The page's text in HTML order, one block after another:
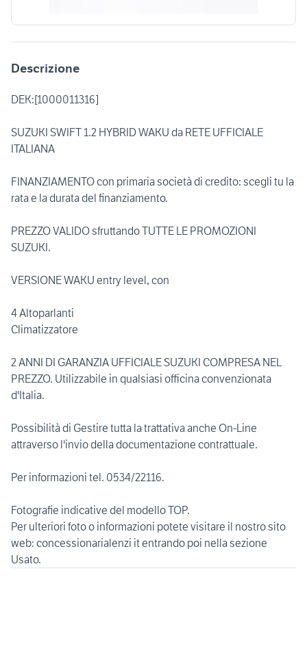
Descrizione
DEK:[1000011316]
SUZUKI SWIFT 1.2 HYBRID WAKU da RETE UFFICIALE
ITALIANA
FINANZIAMENTO con primaria società di credito: scegli tu la
rata e la durata del finanziamento.
PREZZO VALIDO sfruttando TUTTE LE PROMOZIONI
SUZUKI.
VERSIONE WAKU entry level, con
4 Altoparlanti
Climatizzatore
2 ANNI DI GARANZIA UFFICIALE SUZUKI COMPRESA NEL
PREZZO. Utilizzabile in qualsiasi officina convenzionata
d'Italia.
Possibilità di Gestire tutta la trattativa anche On-Line
attraverso l'invio della documentazione contrattuale.
Per informazioni tel. 0534/22116.
Fotografie indicative del modello TOP.
Per ulteriori foto o informazioni potete visitare il nostro sito
web: concessionarialenzi it entrando poi nella sezione
Usato.